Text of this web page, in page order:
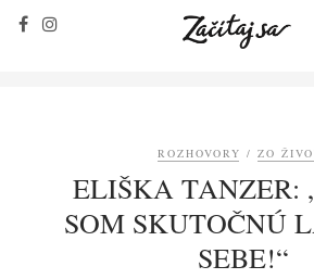
ROZHOVORY / ZO
ELIŠKA TANZER:
SOM SKUTOČNÚ
SEBE!“